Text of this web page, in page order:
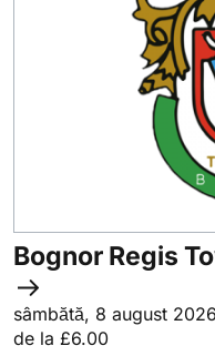
Bognor Regis
sâmbătă, 8 august 2026
de la £6.00